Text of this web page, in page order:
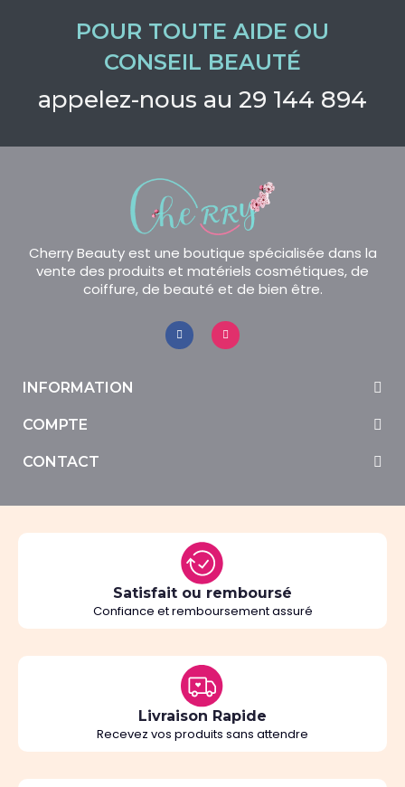
POUR TOUTE AIDE OU
CONSEIL BEAUTÉ
appelez-nous au 29 144 894
Cherry Beauty est une boutique spécialisée dans la
vente des produits et matériels cosmétiques, de
coiffure, de beauté et de bien être.
INFORMATION
COMPTE
CONTACT
Satisfait ou remboursé
Confiance et remboursement assuré
Livraison Rapide
Recevez vos produits sans attendre